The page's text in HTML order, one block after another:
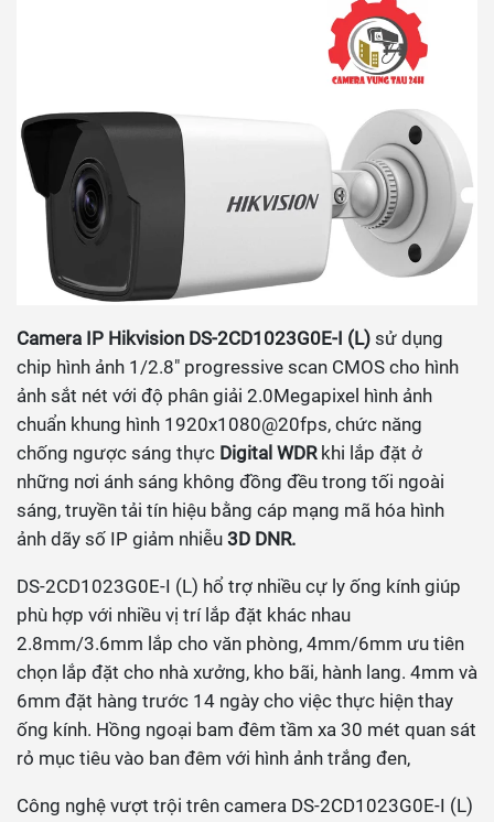
Camera IP Hikvision DS-2CD1023G0E-I (L) sử dụng
chip hình ảnh 1/2.8" progressive scan CMOS cho hình
ảnh sắt nét với độ phân giải 2.0Megapixel hình ảnh
chuẩn khung hình 1920x1080@20fps, chức năng
chống ngược sáng thực Digital WDR khi lắp đặt ở
những nơi ánh sáng không đồng đều trong tối ngoài
sáng, truyền tải tín hiệu bằng cáp mạng mã hóa hình
ảnh dãy số IP giảm nhiễu 3D DNR.
DS-2CD1023G0E-I (L) hổ trợ nhiều cự ly ống kính giúp
phù hợp với nhiều vị trí lắp đặt khác nhau
2.8mm/3.6mm lắp cho văn phòng, 4mm/6mm ưu tiên
chọn lắp đặt cho nhà xưởng, kho bãi, hành lang. 4mm và
6mm đặt hàng trước 14 ngày cho việc thực hiện thay
ống kính. Hồng ngoại bam đêm tầm xa 30 mét quan sát
rỏ mục tiêu vào ban đêm với hình ảnh trắng đen,
Công nghệ vượt trội trên camera DS-2CD1023G0E-I (L)